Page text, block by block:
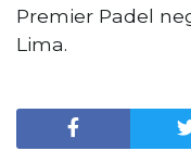
Premier Padel
Lima.